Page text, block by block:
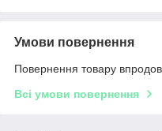
Умови повернення
Повернення товару
Всі умови повернення